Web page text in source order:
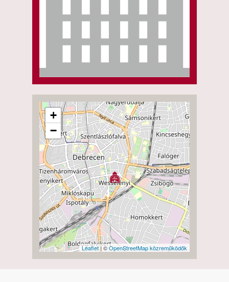
+
−
Leaflet| ©OpenStreetMap közreműködők